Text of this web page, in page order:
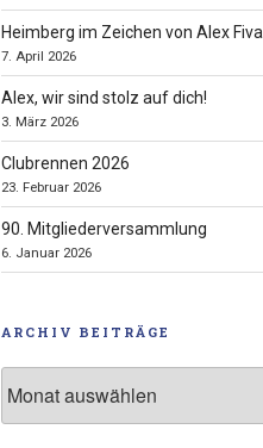
Heimberg im Zeichen von Alex Fiva
7. April 2026
Alex, wir sind stolz auf dich!
3. März 2026
Clubrennen 2026
23. Februar 2026
90. Mitgliederversammlung
6. Januar 2026
ARCHIV BEITRÄGE
Beiträge